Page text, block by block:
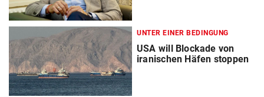
UNTER EINER BEDINGUNG
USA will Blockade von
iranischen Häfen stoppen